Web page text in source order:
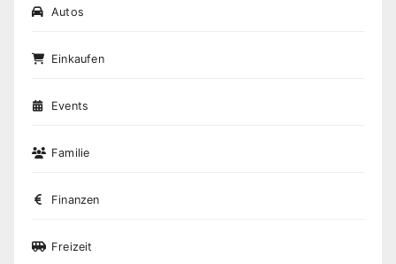
Autos
Einkaufen
Events
Familie
Finanzen
Freizeit